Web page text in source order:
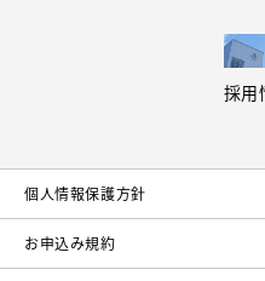
採用
個⼈情報保護⽅針
お申込み規約